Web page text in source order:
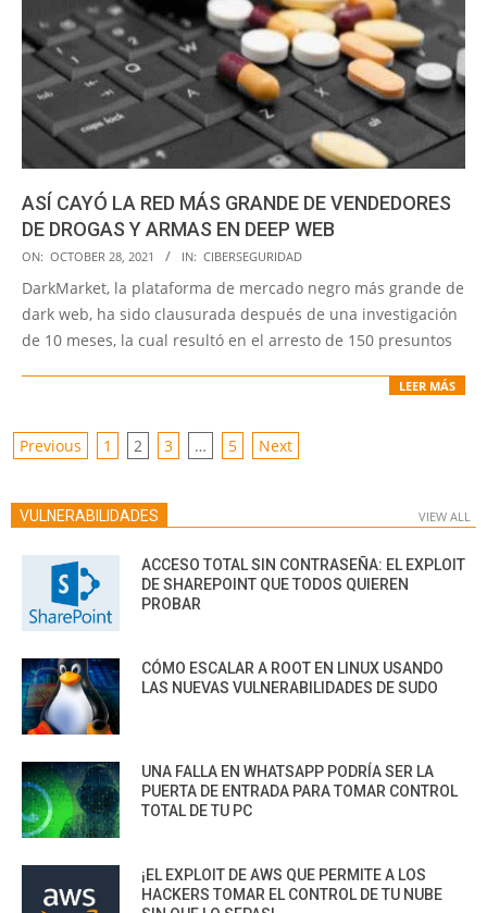
ASÍ CAYÓ LA RED MÁS GRANDE DE VENDEDORES
DE DROGAS Y ARMAS EN DEEP WEB
2021-
10-
28
ON: OCTOBER 28, 2021 IN: CIBERSEGURIDAD
DarkMarket, la plataforma de mercado negro más grande de
dark web, ha sido clausurada después de una investigación
de 10 meses, la cual resultó en el arresto de 150 presuntos
LEER MÁS
POSTS
Previous 1 2 3 … 5 Next
VULNERABILIDADES VIEW ALL
ACCESO TOTAL SIN CONTRASEÑA: EL EXPLOIT
DE SHAREPOINT QUE TODOS QUIEREN
PROBAR
CÓMO ESCALAR A ROOT EN LINUX USANDO
LAS NUEVAS VULNERABILIDADES DE SUDO
UNA FALLA EN WHATSAPP PODRÍA SER LA
PUERTA DE ENTRADA PARA TOMAR CONTROL
TOTAL DE TU PC
¡EL EXPLOIT DE AWS QUE PERMITE A LOS
HACKERS TOMAR EL CONTROL DE TU NUBE